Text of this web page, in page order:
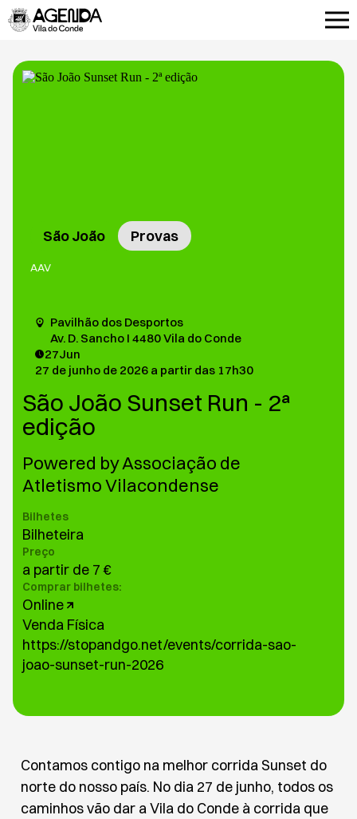
Pavilhão dos Desportos
Av. D. Sancho I 4480 Vila do Conde
27Jun
27 de junho de 2026 a partir das 17h30
São João Sunset Run - 2ª
edição
Powered by Associação de
Atletismo Vilacondense
Bilhetes
Bilheteira
Preço
a partir de 7 €
Comprar bilhetes:
Online
Venda Física
https://stopandgo.net/events/corrida-sao-
joao-sunset-run-2026
AAV
São João Provas
Contamos contigo na melhor corrida Sunset do
norte do nosso país. No dia 27 de junho, todos os
caminhos vão dar a Vila do Conde à corrida que